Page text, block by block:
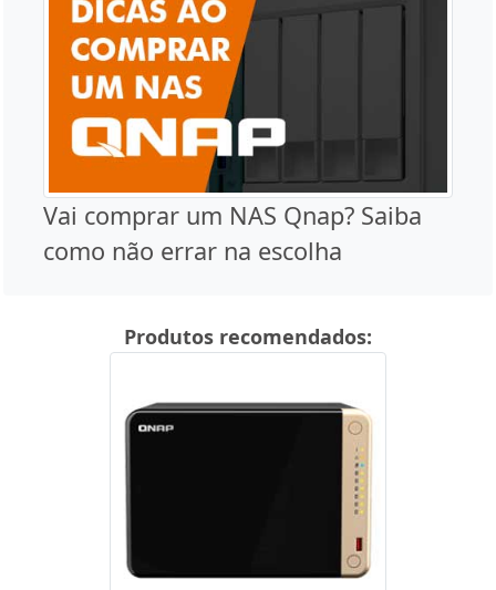
Vai comprar um NAS Qnap? Saiba
como não errar na escolha
Produtos recomendados: